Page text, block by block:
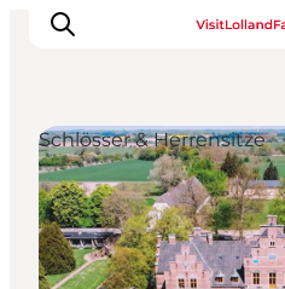
Natur und Outdoor
Familienurlaub
Kultur
Schlösser & Herrensitze